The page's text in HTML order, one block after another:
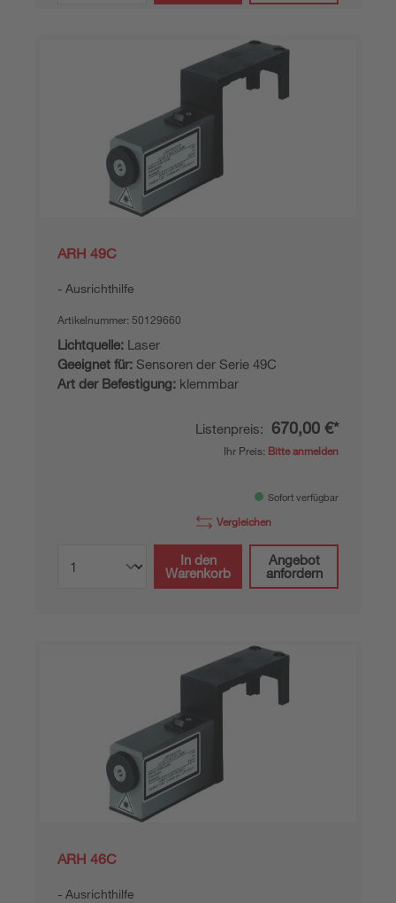
ARH 49C
Ausrichthilfe
Artikelnummer: 50129660
Lichtquelle: Laser
Geeignet für: Sensoren der Serie 49C
Art der Befestigung: klemmbar
Listenpreis: 670,00 €*
Ihr Preis: Bitte anmelden
Sofort verfügbar
Vergleichen
In den
Warenkorb
Angebot
anfordern
ARH 46C
Ausrichthilfe